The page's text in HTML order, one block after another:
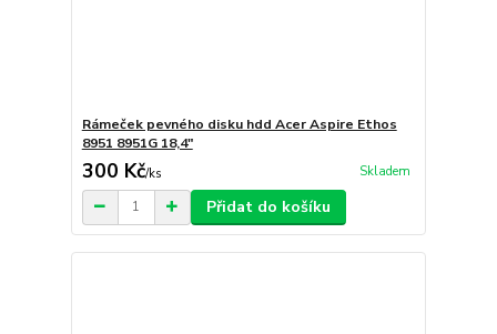
Rámeček pevného disku hdd Acer Aspire Ethos
8951 8951G 18,4"
300 Kč/ks Skladem
Přidat do košíku